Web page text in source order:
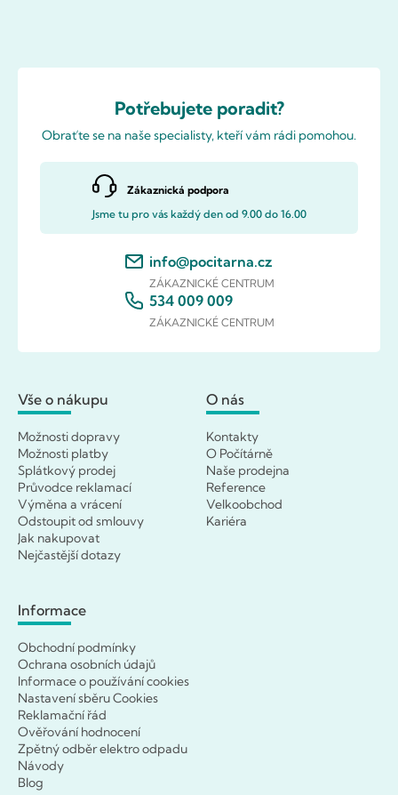
Potřebujete poradit?
Obraťte se na naše specialisty, kteří vám rádi pomohou.
Zákaznická podpora
Jsme tu pro vás každý den od 9.00 do 16.00
info@pocitarna.cz
ZÁKAZNICKÉ CENTRUM
534 009 009
ZÁKAZNICKÉ CENTRUM
Vše o nákupu
Možnosti dopravy
Možnosti platby
Splátkový prodej
Průvodce reklamací
Výměna a vrácení
Odstoupit od smlouvy
Jak nakupovat
Nejčastější dotazy
O nás
Kontakty
O Počítárně
Naše prodejna
Reference
Velkoobchod
Kariéra
Informace
Obchodní podmínky
Ochrana osobních údajů
Informace o používání cookies
Nastavení sběru Cookies
Reklamační řád
Ověřování hodnocení
Zpětný odběr elektro odpadu
Návody
Blog